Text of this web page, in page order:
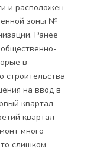
и расположен
зоны №
Ранее
в
строительства
на ввод в
квартал
квартал
много
слишком